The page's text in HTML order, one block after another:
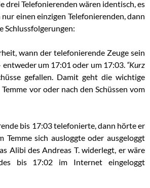
drei Telefonierenden wären identisch, es
einen einzigen Telefonierenden, dann
Schlussfolgerungen:
wann der telefonierende Zeuge sein
entweder um 17:01 oder um 17:03. “Kurz
gefallen. Damit geht die wichtige
vor oder nach den Schüssen vom
bis 17:03 telefonierte, dann hörte er
Temme sich ausloggte oder ausgeloggt
Alibi des Andreas T. widerlegt, er wäre
bis 17:02 im Internet eingeloggt